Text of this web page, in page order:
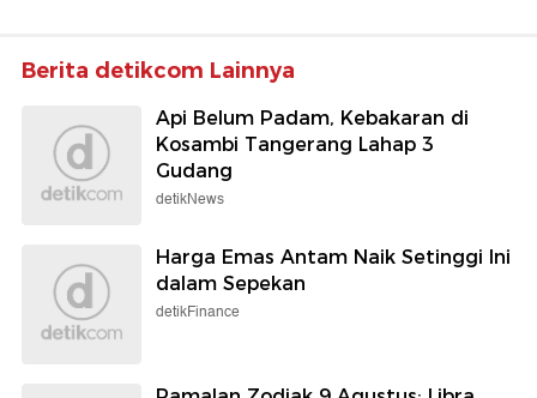
Berita detikcom Lainnya
Api Belum Padam, Kebakaran di
Kosambi Tangerang Lahap 3
Gudang
detikNews
Harga Emas Antam Naik Setinggi Ini
dalam Sepekan
detikFinance